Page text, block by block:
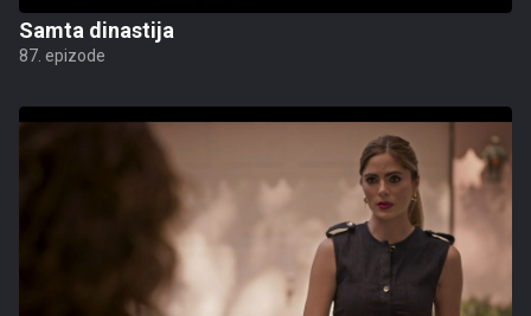
Samta dinastija
87. epizode